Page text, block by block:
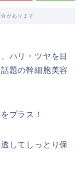
があります
ハリ・ツヤを目
題の幹細胞美容
プラス！
してしっとり保